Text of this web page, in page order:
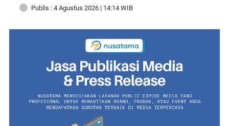
Publis : 4 Agustus 2026 | 14:14 WIB